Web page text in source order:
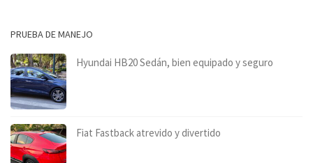
PRUEBA DE MANEJO
Hyundai HB20 Sedán, bien equipado y seguro
Fiat Fastback atrevido y divertido